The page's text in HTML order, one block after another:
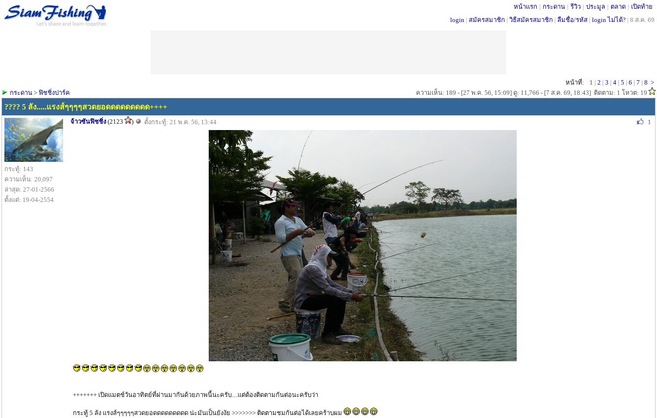
หน้าแรก | กระดาน | รีวิว | ประมูล | ตลาด | เปิดท้าย
login | สมัครสมาชิก | วิธีสมัครสมาชิก | ลืมชื่อ/รหัส | login ไม่ได้? | 8 ส.ค. 69
หน้าที่: 1 | 2 | 3 | 4 | 5 | 6 | 7 | 8 >
กระดาน > ฟิชชิ่งปาร์ค ความเห็น: 189 - [27 พ.ค. 56, 15:09] ดู: 11,766 - [7 ส.ค. 69, 18:43] ติดตาม: 1 โหวต: 19
???? 5 ลัง.....แรงส์ๆๆๆๆสวดยอดดดดดดดดด++++
กระทู้: 143
ความเห็น: 20,097
ล่าสุด: 27-01-2566
ตั้งแต่: 19-04-2554
จ้าวซันฟิชชิ่ง (2123 ) ตั้งกระทู้: 21 พ.ค. 56, 13:44 1
+++++++ เปิดแมตช์วันอาทิตย์ที่ผ่านมากันด้วยภาพนี้นะครับ....แต่ต้องติดตามกันต่อนะครับว่า
กระทู้ 5 ลัง แรงส์ๆๆๆๆๆสวดยอดดดดดดดดด น่ะมันเป็นยังงัย >>>>>>> ติดตามชมกันต่อได้เลยคร้าบผม